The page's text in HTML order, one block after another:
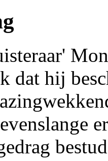
dat hij